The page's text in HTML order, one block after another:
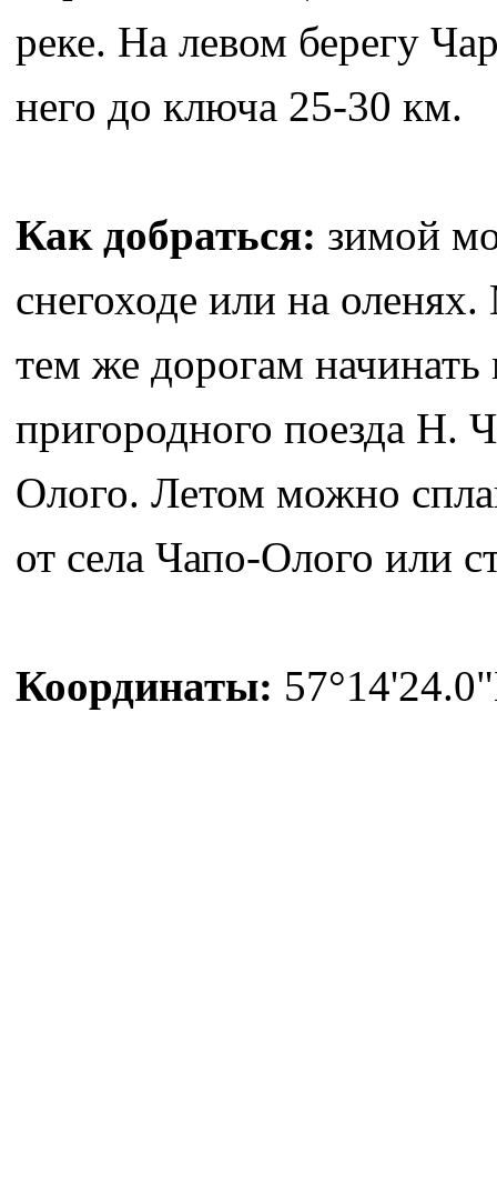
реке. На левом берегу
него до ключа 25-30 км.
Как добраться: зимой
снегоходе или на
тем же дорогам
пригородного поезда Н.
Олого. Летом можно
от села Чапо-Олого или
Координаты: